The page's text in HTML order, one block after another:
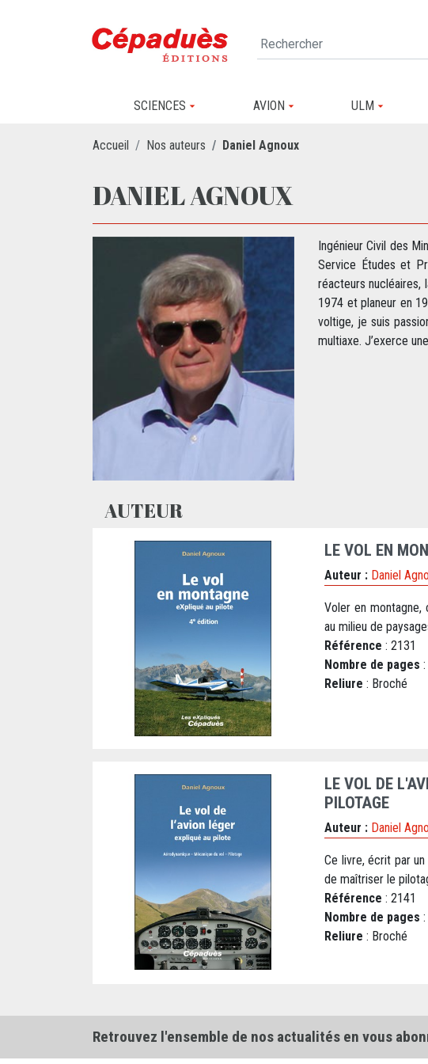
SCIENCES AVION ULM
Accueil Nos auteurs Daniel Agnoux
DANIEL AGNOUX
Ingénieur Civil des
Service Études et
réacteurs nucléaires,
1974 et planeur en
voltige, je suis
multiaxe. J’exerce
AUTEUR
LE VOL EN
Auteur : Daniel
Voler en montagne,
au milieu de
Référence : 2131
Nombre de pages
Reliure : Broché
LE VOL DE
PILOTAGE
Auteur : Daniel
Ce livre, écrit par
de maîtriser le
Référence : 2141
Nombre de pages
Reliure : Broché
Retrouvez l'ensemble de nos actualités en vous